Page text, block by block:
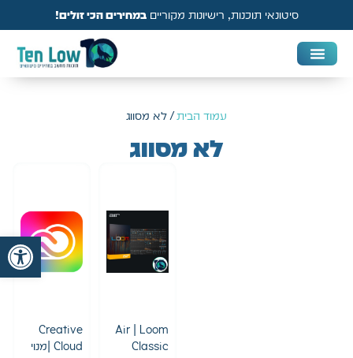
סיטונאי תוכנות, רישיונות מקורייםבמחירים הכי זולים!
עמוד הבית/ לא מסווג
לא מסווג
Air | Loom
Classic
Creative
Cloud |מנוי